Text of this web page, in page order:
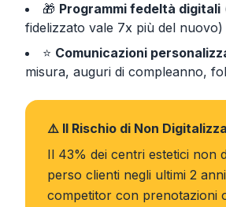
🎁 Programmi fedeltà digitali
fidelizzato vale 7x più del nuovo)
⭐ Comunicazioni
misura, auguri di compleanno,
⚠️ Il Rischio di Non
Il 43% dei centri estetici non
perso clienti negli ultimi 2
competitor con prenotazioni